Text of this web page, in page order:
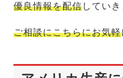
優良情報を配信していき
ご相談にこちらにお気軽